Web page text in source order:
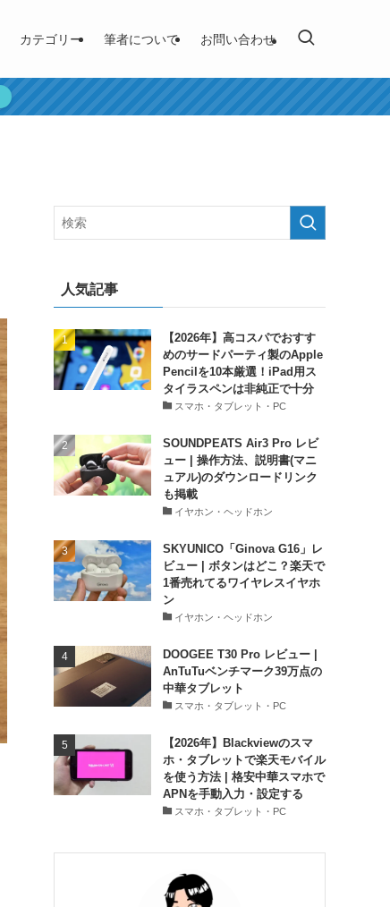
カテゴリー 筆者について お問い合わせ
人気記事
【2026年】高コスパでおすす
めのサードパーティ製のApple
Pencilを10本厳選！iPad用ス
タイラスペンは非純正で十分
スマホ・タブレット・PC
SOUNDPEATS Air3 Pro レビ
ュー | 操作方法、説明書(マニ
ュアル)のダウンロードリンク
も掲載
イヤホン・ヘッドホン
SKYUNICO「Ginova G16」レ
ビュー | ボタンはどこ？楽天で
1番売れてるワイヤレスイヤホ
ン
イヤホン・ヘッドホン
DOOGEE T30 Pro レビュー |
AnTuTuベンチマーク39万点の
中華タブレット
スマホ・タブレット・PC
【2026年】Blackviewのスマ
ホ・タブレットで楽天モバイル
を使う方法 | 格安中華スマホで
APNを手動入力・設定する
スマホ・タブレット・PC